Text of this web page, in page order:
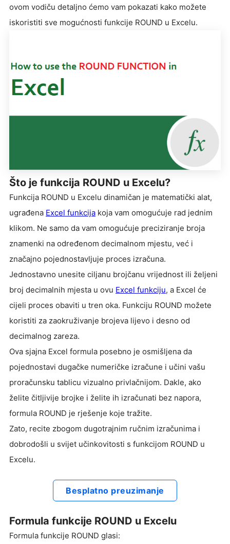
ovom vodiču detaljno ćemo vam pokazati kako možete
iskoristiti sve mogućnosti funkcije ROUND u Excelu.
Što je funkcija ROUND u Excelu?
Funkcija ROUND u Excelu dinamičan je matematički alat,
ugrađena Excel funkcija koja vam omogućuje rad jednim
klikom. Ne samo da vam omogućuje preciziranje broja
znamenki na određenom decimalnom mjestu, već i
značajno pojednostavljuje proces izračuna.
Jednostavno unesite ciljanu brojčanu vrijednost ili željeni
broj decimalnih mjesta u ovu Excel funkciju, a Excel će
cijeli proces obaviti u tren oka. Funkciju ROUND možete
koristiti za zaokruživanje brojeva lijevo i desno od
decimalnog zareza.
Ova sjajna Excel formula posebno je osmišljena da
pojednostavi dugačke numeričke izračune i učini vašu
proračunsku tablicu vizualno privlačnijom. Dakle, ako
želite čitljivije brojke i želite ih izračunati bez napora,
formula ROUND je rješenje koje tražite.
Zato, recite zbogom dugotrajnim ručnim izračunima i
dobrodošli u svijet učinkovitosti s funkcijom ROUND u
Excelu.
Besplatno preuzimanje
Formula funkcije ROUND u Excelu
Formula funkcije ROUND glasi: